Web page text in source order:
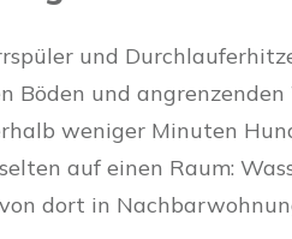
und
Böden und
weniger Minuten
auf einen Raum:
dort in